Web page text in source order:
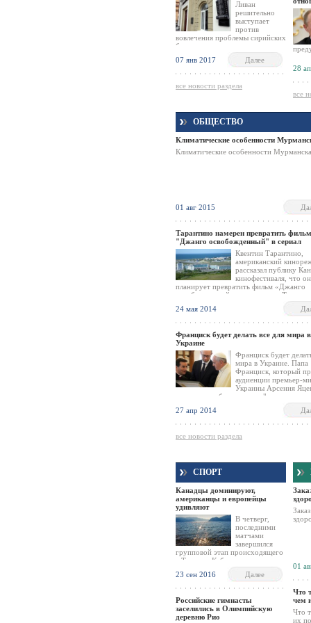
американского консульства.
Ливан
решительно
выступает
против
вовлечения проблемы сирийских
беженцев в политическую игру,
о чём в своем интервью
сообщили госминистр по делам
07 янв 2017 Далее
все новости раздела
в
но
что
28
все
ОБЩЕСТВО
Климатические особенности
Климатические особенности Мурманска
01 авг 2015
Тарантино намерен превратить фильм
"Джанго освобожденный" в сериал
Квентин Тарантино,
американский
рассказал публику
кинофестиваля, что он
планирует превратить фильм «Джанго
освобожденный» в телесериал.
рассказал, что у него имеется еще 90
материала из «Джанго», и их еще
24 мая 2014
Франциск будет делать все для мира в
Украине
Франциск будет
мира в Украине. Папа
Франциск, который
аудиенции премьер-
Украины Арсения
заверил, что будет делать "все
имя мира на Украине. Из-за ситуации в
Яценюк сокращает визит в Италии, -
27 апр 2014
все новости раздела
СПОРТ
Канадцы доминируют,
американцы и европейцы
удивляют
В четверг,
последними
матчами
завершился
групповой этап происходящего
в Торонто Куба мира по хоккею.
По результатам шести игровых
дней определились также
23 сен 2016 Далее
Российские гимнасты
заселились в Олимпийскую
деревню Рио
01
Что
чем
Что
их